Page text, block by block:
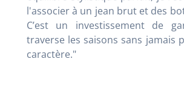
l'associer à un jean brut et des
C’est un investissement de
traverse les saisons sans jamais
caractère."